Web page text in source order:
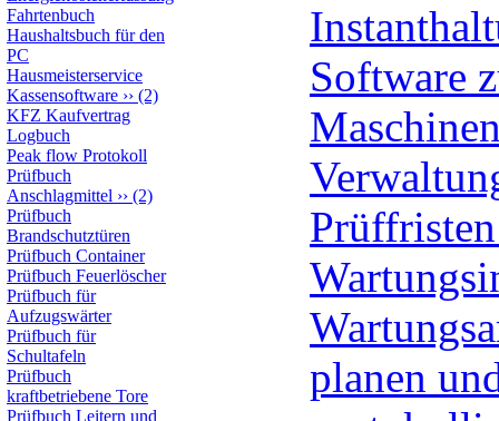
Fahrtenbuch
Haushaltsbuch für den
PC
Hausmeisterservice
Kassensoftware ›› (2)
KFZ Kaufvertrag
Logbuch
Peak flow Protokoll
Prüfbuch
Anschlagmittel ›› (2)
Prüfbuch
Brandschutztüren
Prüfbuch Container
Prüfbuch Feuerlöscher
Prüfbuch für
Aufzugswärter
Prüfbuch für
Schultafeln
Prüfbuch
kraftbetriebene Tore
Prüfbuch Leitern und
Software
planen